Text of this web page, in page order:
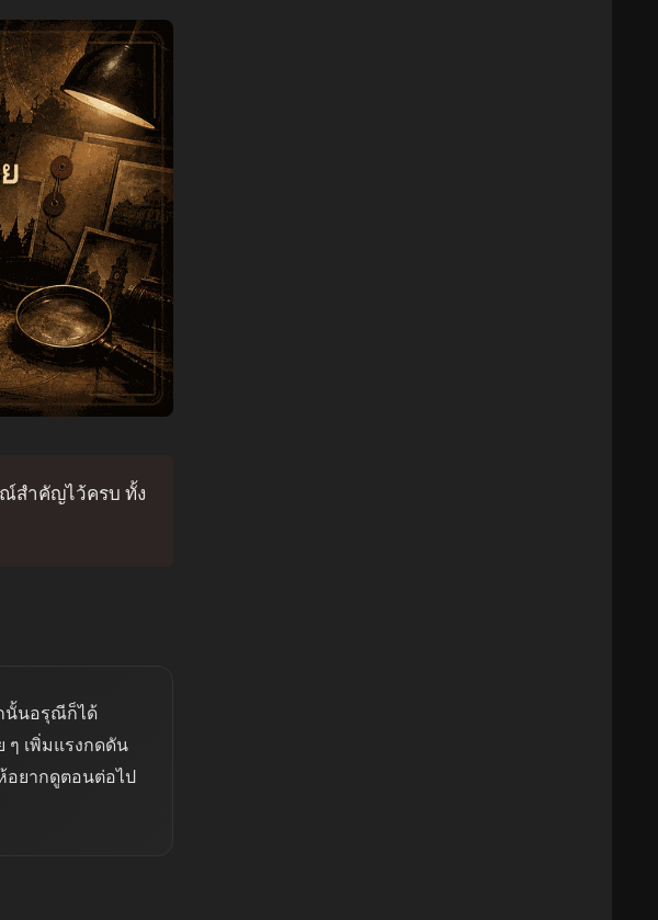
ณ์สำคัญไว้ครบ ทั้ง
นั้นอรุณีก็ได้
ๆ เพิ่มแรงกดดัน
อยากดูตอนต่อไป